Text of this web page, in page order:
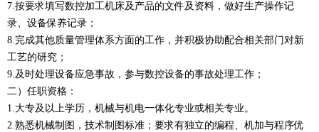
7.按要求填写数控加工机床及产品的文件及资料，做好生产操作记
录、设备保养记录；
8.完成其他质量管理体系方面的工作，并积极协助配合相关部门对新
工艺的研究；
9.及时处理设备应急事故，参与数控设备的事故处理工作；
二） 任职资格：
1.大专及以上学历，机械与机电一体化专业或相关专业。
2.熟悉机械制图，技术制图标准；要求有独立的编程、机加与程序优